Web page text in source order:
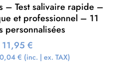
– Test salivaire rapide –
et professionnel – 11
personnalisées
11,95 €
€ (inc. | ex. TAX)